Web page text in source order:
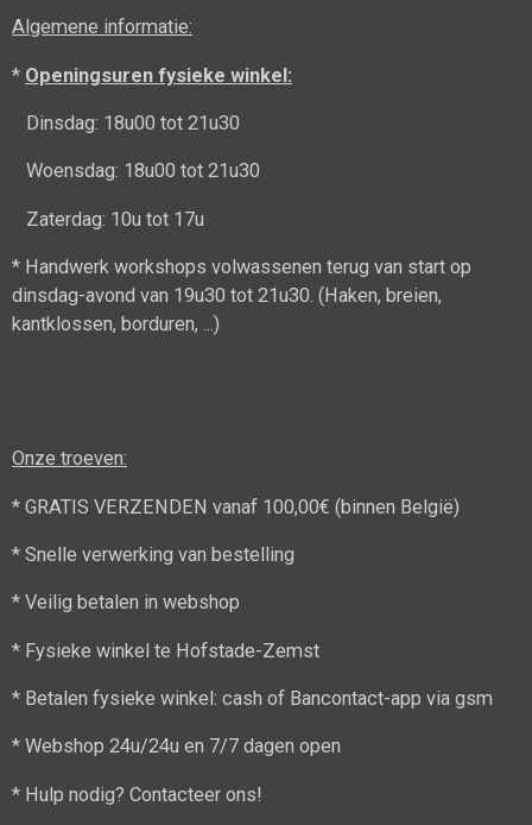
Algemene informatie:
* Openingsuren fysieke winkel:
Dinsdag: 18u00 tot 21u30
Woensdag: 18u00 tot 21u30
Zaterdag: 10u tot 17u
* Handwerk workshops volwassenen terug van start op
dinsdag-avond van 19u30 tot 21u30. (Haken, breien,
kantklossen, borduren, ...)
Onze troeven:
* GRATIS VERZENDEN vanaf 100,00€ (binnen België)
* Snelle verwerking van bestelling
* Veilig betalen in webshop
* Fysieke winkel te Hofstade-Zemst
* Betalen fysieke winkel: cash of Bancontact-app via gsm
* Webshop 24u/24u en 7/7 dagen open
* Hulp nodig? Contacteer ons!